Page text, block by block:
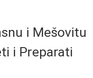
i Mešovitu
i Preparati